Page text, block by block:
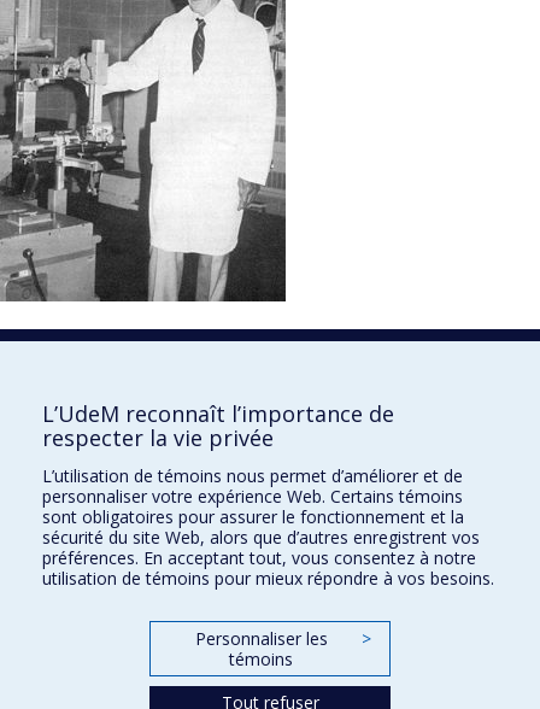
1850
L’UdeM reconnaît l’importance de
respecter la vie privée
L’utilisation de témoins nous permet d’améliorer et de
personnaliser votre expérience Web. Certains témoins
sont obligatoires pour assurer le fonctionnement et la
sécurité du site Web, alors que d’autres enregistrent vos
préférences. En acceptant tout, vous consentez à notre
utilisation de témoins pour mieux répondre à vos besoins.
Personnaliser les
témoins
>
Tout refuser